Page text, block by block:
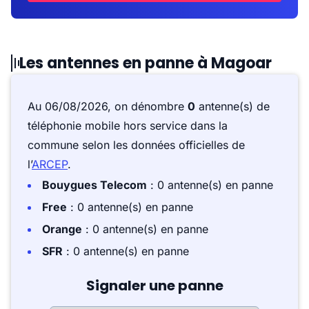
Les antennes en panne à Magoar
Au 06/08/2026, on dénombre 0 antenne(s) de
téléphonie mobile hors service dans la
commune selon les données officielles de
l’ARCEP.
Bouygues Telecom : 0 antenne(s) en panne
Free : 0 antenne(s) en panne
Orange : 0 antenne(s) en panne
SFR : 0 antenne(s) en panne
Signaler une panne